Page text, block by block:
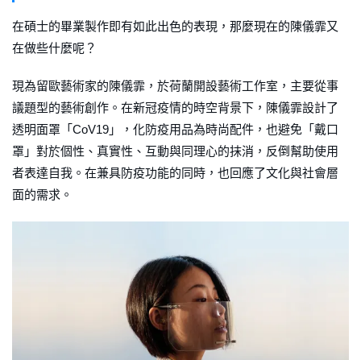
在碩士的畢業製作即有如此出色的表現，那麼現在的陳儀霏又
在做些什麼呢？
現為留歐藝術家的陳儀霏，於荷蘭開設藝術工作室，主要從事
議題型的藝術創作。在新冠疫情的時空背景下，陳儀霏設計了
透明面罩「CoV19」，化防疫用品為時尚配件，也避免「戴口
罩」對於個性、真實性、互動與同理心的抹消，反倒幫助使用
者表達自我。在兼具防疫功能的同時，也回應了文化與社會層
面的需求。